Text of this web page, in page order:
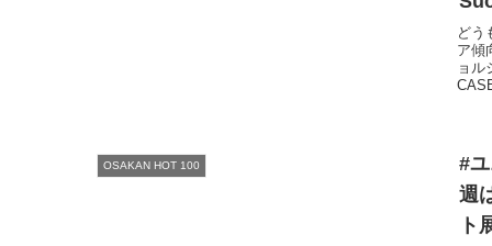
どう
ア傾
ョル
OSAKAN HOT 100
#
週
ト